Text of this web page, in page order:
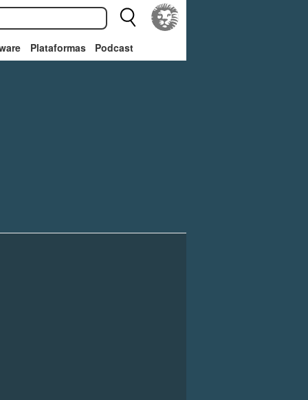
Plataformas Podcast